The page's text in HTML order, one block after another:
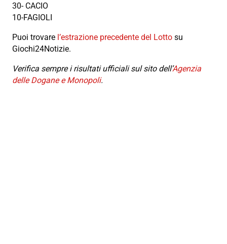
30- CACIO
10-FAGIOLI
Puoi trovare l’estrazione precedente del Lotto su
Giochi24Notizie.
Verifica sempre i risultati ufficiali sul sito dell’Agenzia
delle Dogane e Monopoli.